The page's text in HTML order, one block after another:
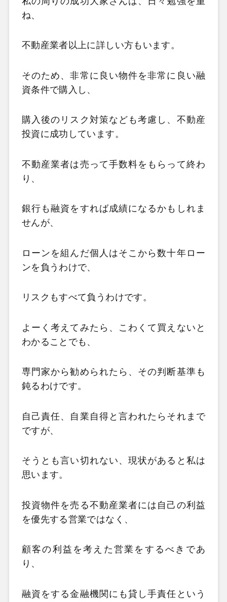
ね、
不動産業者以上に詳しい方もいます。
そのため、非常に良い物件を非常に良い融
資条件で購入し、
購入後のリスク対策なども考慮し、不動産
投資に成功しています。
不動産業者は売って手数料をもらって終わ
り、
銀行も融資をすれば成績になるかもしれま
せんが、
ローンを組んだ個人はそこから数十年ロー
ンを負うわけで、
リスクもすべて負うわけです。
よーく考えてみたら、こわくて買えないと
わかることでも、
専門家から勧められたら、その判断基準も
鈍るわけです。
自己責任、自業自得と言われたらそれまで
ですが、
そうとも言い切れない、現状があると私は
思います。
投資物件を売る不動産業者には自己の利益
を優先する営業ではなく、
顧客の利益を考えた営業をするべきであ
り、
融資をする金融機関にも貸し手責任という